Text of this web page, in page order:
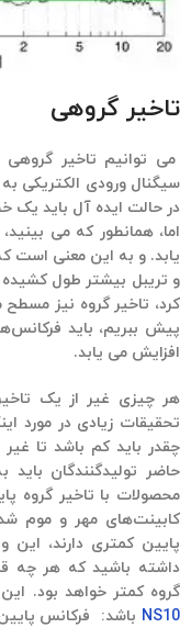
تاخیر گروهی
می توانیم تاخیر
سیگنال ورودی الکتریکی
اما،‌ همانطور که می
یابد. و به این معنی است
و تریبل بیشتر طول
کرد، تاخیر گروه نیز
پیش ببریم، باید
افزایش می یابد.
هر چیزی غیر از یک
تحقیقات زیادی در مورد
چقدر باید کم باشد تا غیر
حاضر تولیدگنندگان
محصولات با تاخیر گروه
کابینت‌های مهر و موم
پایین کمتری دارند،‌
داشته باشید که هر چه
گروه کمتر خواهد بود.
NS10